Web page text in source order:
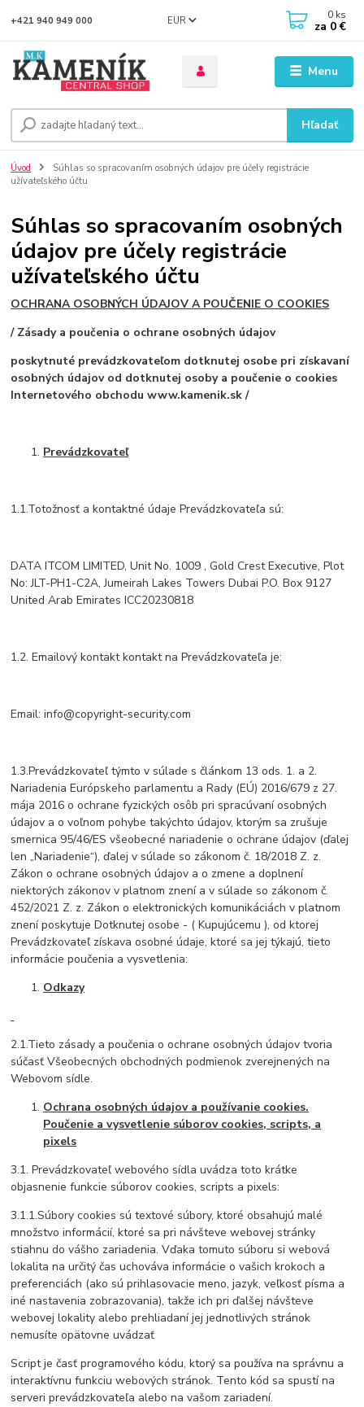
Menu
EUR
Hľadať
+421 940 949 000 0 ks
za 0 €
Úvod
Súhlas so spracovaním osobných údajov pre účely registrácie
užívateľského účtu
Súhlas so spracovaním osobných
údajov pre účely registrácie
užívateľského účtu
OCHRANA OSOBNÝCH ÚDAJOV A POUČENIE O COOKIES
/ Zásady a poučenia o ochrane osobných údajov
poskytnuté prevádzkovateľom dotknutej osobe pri získavaní
osobných údajov od dotknutej osoby a poučenie o cookies
Internetového obchodu www.kamenik.sk /
Prevádzkovateľ
1.1.Totožnosť a kontaktné údaje Prevádzkovateľa sú:
DATA ITCOM LIMITED, Unit No. 1009 , Gold Crest Executive, Plot
No: JLT-PH1-C2A, Jumeirah Lakes Towers Dubai P.O. Box 9127
United Arab Emirates ICC20230818
1.2. Emailový kontakt kontakt na Prevádzkovateľa je:
Email: info@copyright-security.com
1.3.Prevádzkovateľ týmto v súlade s článkom 13 ods. 1. a 2.
Nariadenia Európskeho parlamentu a Rady (EÚ) 2016/679 z 27.
mája 2016 o ochrane fyzických osôb pri spracúvaní osobných
údajov a o voľnom pohybe takýchto údajov, ktorým sa zrušuje
smernica 95/46/ES všeobecné nariadenie o ochrane údajov (ďalej
len „Nariadenie“), ďalej v súlade so zákonom č. 18/2018 Z. z.
Zákon o ochrane osobných údajov a o zmene a doplnení
niektorých zákonov v platnom znení a v súlade so zákonom č.
452/2021 Z. z. Zákon o elektronických komunikáciách v platnom
znení poskytuje Dotknutej osobe - ( Kupujúcemu ), od ktorej
Prevádzkovateľ získava osobné údaje, ktoré sa jej týkajú, tieto
informácie poučenia a vysvetlenia:
Odkazy
2.1.Tieto zásady a poučenia o ochrane osobných údajov tvoria
súčasť Všeobecných obchodných podmienok zverejnených na
Webovom sídle.
Ochrana osobných údajov a používanie cookies.
Poučenie a vysvetlenie súborov cookies, scripts, a
pixels
3.1. Prevádzkovateľ webového sídla uvádza toto krátke
objasnenie funkcie súborov cookies, scripts a pixels:
3.1.1.Súbory cookies sú textové súbory, ktoré obsahujú malé
množstvo informácií, ktoré sa pri návšteve webovej stránky
stiahnu do vášho zariadenia. Vďaka tomuto súboru si webová
lokalita na určitý čas uchováva informácie o vašich krokoch a
preferenciách (ako sú prihlasovacie meno, jazyk, veľkosť písma a
iné nastavenia zobrazovania), takže ich pri ďalšej návšteve
webovej lokality alebo prehliadaní jej jednotlivých stránok
nemusíte opätovne uvádzať
Script je časť programového kódu, ktorý sa používa na správnu a
interaktívnu funkciu webových stránok. Tento kód sa spustí na
serveri prevádzkovateľa alebo na vašom zariadení.